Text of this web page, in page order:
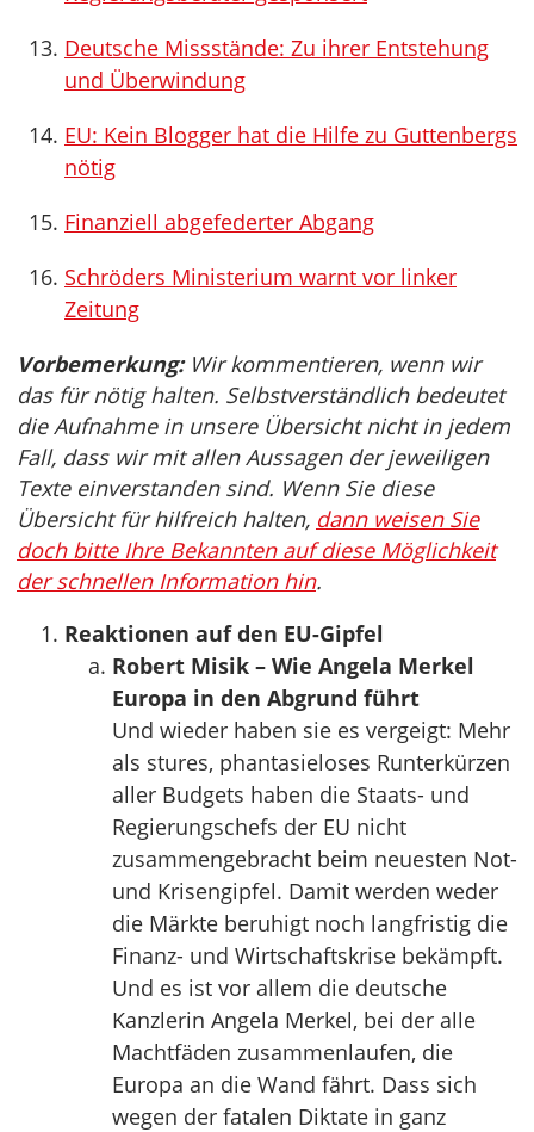
Deutsche Missstände: Zu ihrer Entstehung
und Überwindung
EU: Kein Blogger hat die Hilfe zu Guttenbergs
nötig
Finanziell abgefederter Abgang
Schröders Ministerium warnt vor linker
Zeitung
Vorbemerkung:Wir kommentieren, wenn wir
das für nötig halten. Selbstverständlich bedeutet
die Aufnahme in unsere Übersicht nicht in jedem
Fall, dass wir mit allen Aussagen der jeweiligen
Texte einverstanden sind. Wenn Sie diese
Übersicht für hilfreich halten, dann weisen Sie
doch bitte Ihre Bekannten auf diese Möglichkeit
der schnellen Information hin.
Reaktionen auf den EU-Gipfel
Robert Misik – Wie Angela Merkel
Europa in den Abgrund führt
Und wieder haben sie es vergeigt: Mehr
als stures, phantasieloses Runterkürzen
aller Budgets haben die Staats- und
Regierungschefs der EU nicht
zusammengebracht beim neuesten Not-
und Krisengipfel. Damit werden weder
die Märkte beruhigt noch langfristig die
Finanz- und Wirtschaftskrise bekämpft.
Und es ist vor allem die deutsche
Kanzlerin Angela Merkel, bei der alle
Machtfäden zusammenlaufen, die
Europa an die Wand fährt. Dass sich
wegen der fatalen Diktate in ganz